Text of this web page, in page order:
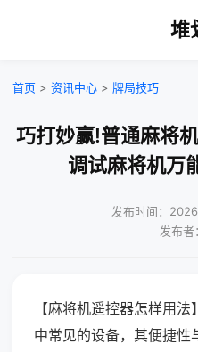
堆
首页 > 资讯中心 > 牌局技巧
巧打妙赢!普通麻将
调试麻将机万
发布时间：
发布者
【麻将机遥控器怎样用
中常见的设备，其便捷性